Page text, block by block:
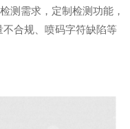
测需求，定制检测功能，
合规、喷码字符缺陷等